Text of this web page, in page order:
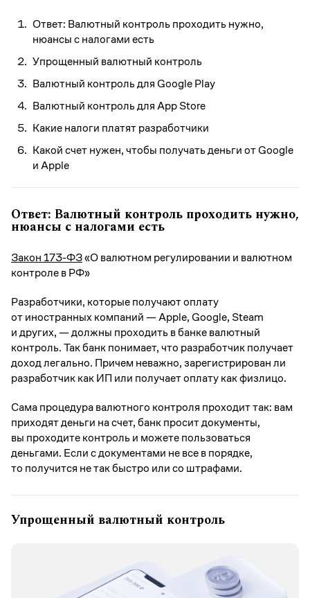
Ответ: Валютный контроль проходить нужно,
нюансы с налогами есть
Упрощенный валютный контроль
Валютный контроль для Google Play
Валютный контроль для App Store
Какие налоги платят разработчики
Какой счет нужен, чтобы получать деньги от Google
и Apple
Ответ: Валютный контроль проходить нужно,
нюансы с налогами есть
Закон 173-ФЗ«О валютном регулировании и валютном
контроле в РФ»
Разработчики, которые получают оплату
от иностранных компаний — Apple, Google, Steam
и других, — должны проходить в банке валютный
контроль. Так банк понимает, что разработчик получает
доход легально. Причем неважно, зарегистрирован ли
разработчик как ИП или получает оплату как физлицо.
Сама процедура валютного контроля проходит так: вам
приходят деньги на счет, банк просит документы,
вы проходите контроль и можете пользоваться
деньгами. Если с документами не все в порядке,
то получится не так быстро или со штрафами.
Упрощенный валютный контроль